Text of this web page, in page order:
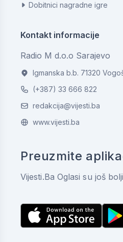
Dobitnici nagradne igre
Kontakt informacije
Radio M d.o.o Sarajevo
Igmanska b.b. 71320
(+387) 33 666 822
redakcija@vijesti.ba
www.vijesti.ba
Preuzmite
Vijesti.Ba Oglasi su još